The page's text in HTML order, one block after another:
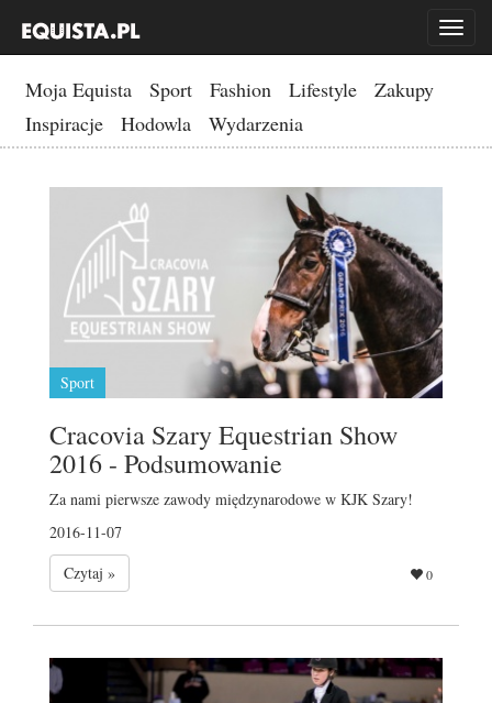
Toggle
Moja Equista Sport Fashion Lifestyle
Zakupy
Inspiracje
Hodowla Wydarzenia
Sport
Cracovia Szary Equestrian Show
2016 - Podsumowanie
Za nami pierwsze zawody międzynarodowe w KJK Szary!
2016-11-07
Czytaj »
0